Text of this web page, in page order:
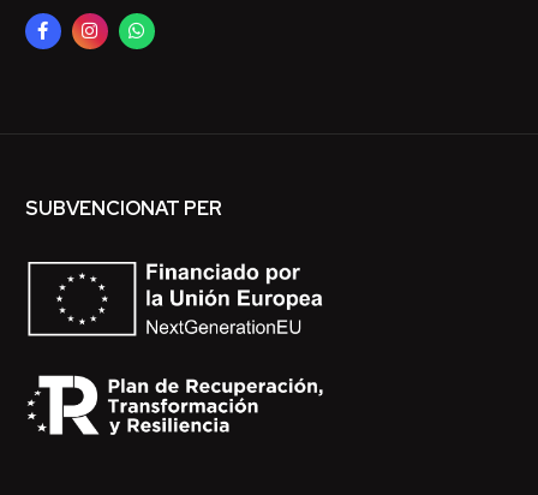
SUBVENCIONAT PER